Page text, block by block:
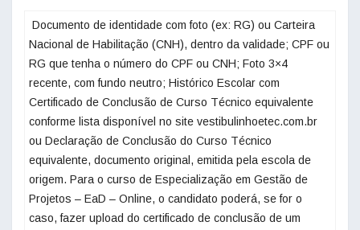
‌ Documento de identidade com foto (ex: RG) ou Carteira
Nacional de Habilitação (CNH), dentro da validade; CPF ou
RG que tenha o número do CPF ou CNH; Foto 3×4
recente, com fundo neutro; Histórico Escolar com
Certificado de Conclusão de Curso Técnico equivalente
conforme lista disponível no site vestibulinhoetec.com.br
ou Declaração de Conclusão do Curso Técnico
equivalente, documento original, emitida pela escola de
origem. Para o curso de Especialização em Gestão de
Projetos – EaD – Online, o candidato poderá, se for o
caso, fazer upload do certificado de conclusão de um